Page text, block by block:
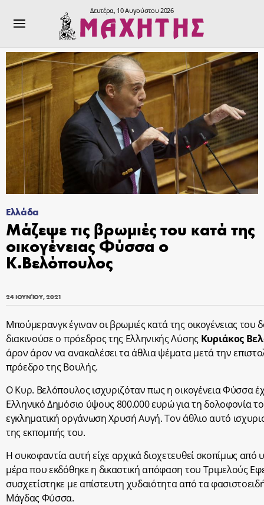
Δευτέρα, 10 Αυγούστου 2026
Ελλάδα
Μάζεψε τις βρωμιές του κατά της
οικογένειας Φύσσα ο
Κ.Βελόπουλος
24 ΙΟΥΝΊΟΥ, 2021
Μπούμερανγκ έγιναν οι βρωμιές κατά της οικογένειας
διακινούσε ο πρόεδρος της Ελληνικής Λύσης Κυριάκος
άρον άρον να ανακαλέσει τα άθλια ψέματα μετά την
πρόεδρο της Βουλής.
Ο Κυρ. Βελόπουλος ισχυριζόταν πως η οικογένεια Φύσσα
Ελληνικό Δημόσιο ύψους 800.000 ευρώ για τη δολοφονία
εγκληματική οργάνωση Χρυσή Αυγή. Τον άθλιο αυτό
της εκπομπής του.
Η συκοφαντία αυτή είχε αρχικά διοχετευθεί σκοπίμως
μέρα που εκδόθηκε η δικαστική απόφαση του Τριμελούς
συσχετίστηκε με απίστευτη χυδαιότητα από τα
Μάγδας Φύσσα.